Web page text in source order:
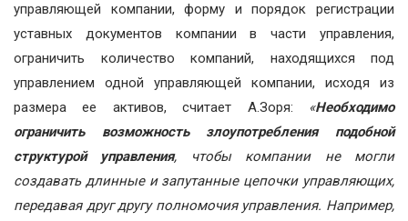
управляющей компании, форму и порядок регистрации
уставных документов компании в части управления,
ограничить количество компаний, находящихся под
управлением одной управляющей компании, исходя из
размера ее активов, считает А.Зоря:
«Необходимо
ограничить возможность злоупотребления подобной
структурой управления, чтобы компании не могли
создавать длинные и запутанные цепочки управляющих,
передавая друг другу полномочия управления. Например,